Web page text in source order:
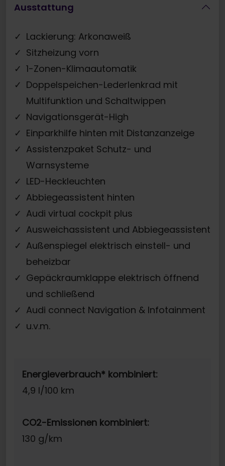
Ausstattung
Lackierung: Arkonaweiß
Sitzheizung vorn
1-Zonen-Klimaautomatik
Doppelspeichen-Lederlenkrad mit
Multifunktion und Schaltwippen
Navigationsgerät-High
Einparkhilfe hinten mit Distanzanzeige
Assistenzpaket Schutz- und
Warnsysteme
LED-Heckleuchten
Abbiegeassistent hinten
Audi virtual cockpit plus
Ausweichassistent und Abbiegeassistent
Außenspiegel elektrisch einstell- und
beheizbar
Gepäckraumklappe elektrisch öffnend
und schließend
Audi connect Navigation & Infotainment
u.v.m.
Energieverbrauch* kombiniert:
4,9 l/100 km
CO2-Emissionen kombiniert:
130 g/km